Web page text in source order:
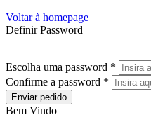
Voltar à homepage
Definir Password
Escolha uma password *
Confirme a password *
Enviar pedido
Bem Vindo